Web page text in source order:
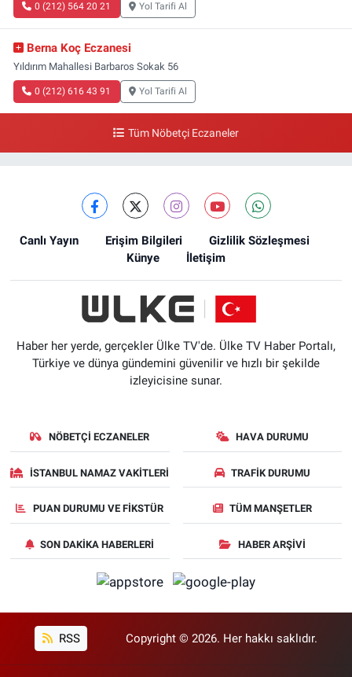
0 (212) 564 20 21 Yol Tarifi Al
Berna Koç Eczanesi
Yıldırım Mahallesi Barbaros Sokak 56
0 (212) 616 43 91 Yol Tarifi Al
Tüm Nöbetçi Eczaneler
Canlı Yayın Erişim Bilgileri
Gizlilik Sözleşmesi
Künye
İletişim
Haber her yerde, gerçekler Ülke TV'de. Ülke TV Haber Portalı,
Türkiye ve dünya gündemini güvenilir ve hızlı bir şekilde
izleyicisine sunar.
NÖBETÇI ECZANELER HAVA DURUMU
İSTANBUL NAMAZ VAKITLERI TRAFIK DURUMU
PUAN DURUMU VE FIKSTÜR TÜM MANŞETLER
SON DAKIKA HABERLERI HABER ARŞIVI
RSS Copyright © 2026. Her hakkı saklıdır.